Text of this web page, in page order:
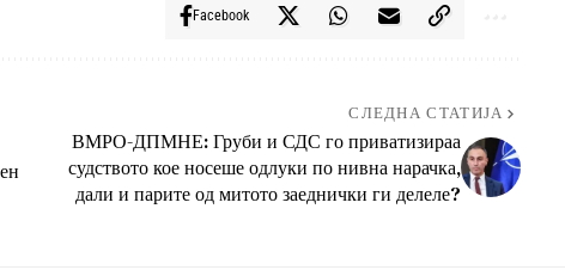
Facebook
СЛЕДНА СТАТИЈА
ВМРО-ДПМНЕ: Груби и СДС го приватизираа
судството кое носеше одлуки по нивна нарачка,
дали и парите од митото заеднички ги делеле?